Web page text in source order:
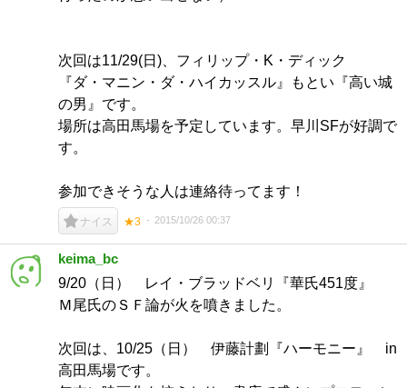
次回は11/29(日)、フィリップ・K・ディック
『ダ・マニン・ダ・ハイカッスル』もとい『高い城
の男』です。
場所は高田馬場を予定しています。早川SFが好調で
す。
参加できそうな人は連絡待ってます！
ナイス ★3 2015/10/26 00:37
keima_bc
9/20（日） レイ・ブラッドベリ『華氏451度』
Ｍ尾氏のＳＦ論が火を噴きました。
次回は、10/25（日） 伊藤計劃『ハーモニー』 in
高田馬場です。